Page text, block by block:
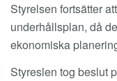
Styrelsen fortsätter
underhållsplan, då
ekonomiska
Styreslen tog beslut